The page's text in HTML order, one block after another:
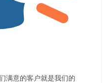
满意的客户就是我们的